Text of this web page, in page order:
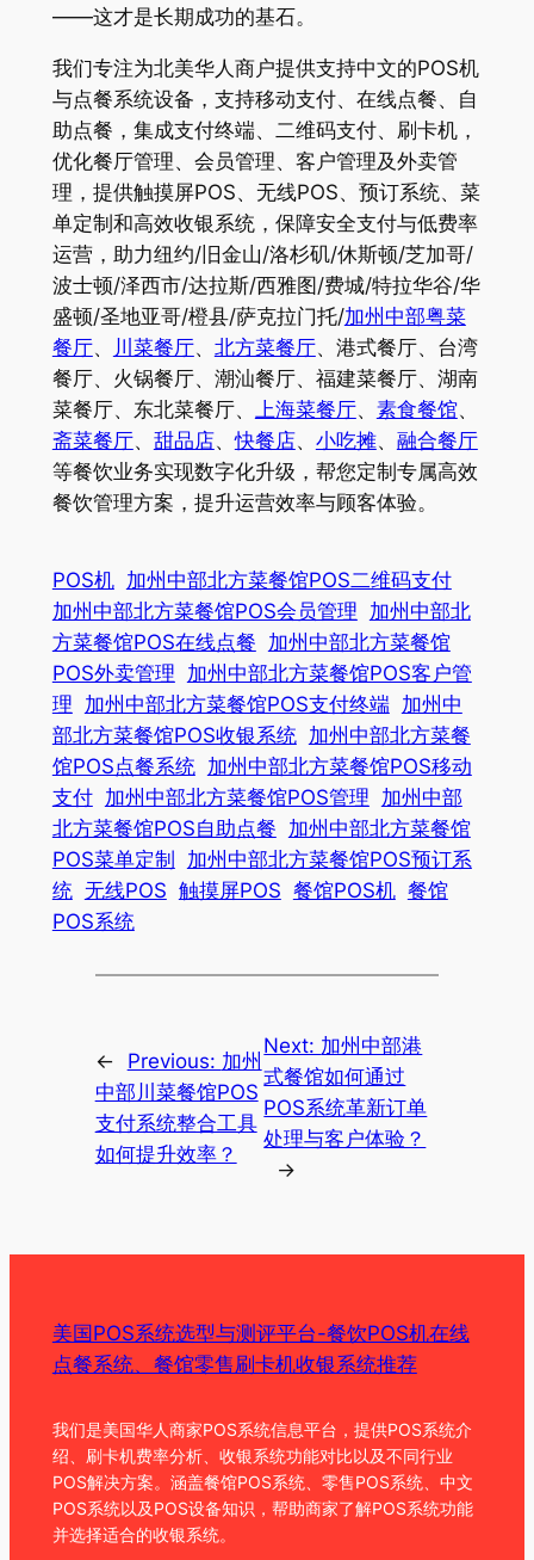
——这才是长期成功的基石。
我们专注为北美华人商户提供支持中文的POS机
与点餐系统设备，支持移动支付、在线点餐、自
助点餐，集成支付终端、二维码支付、刷卡机，
优化餐厅管理、会员管理、客户管理及外卖管
理，提供触摸屏POS、无线POS、预订系统、菜
单定制和高效收银系统，保障安全支付与低费率
运营，助力纽约/旧金山/洛杉矶/休斯顿/芝加哥/
波士顿/泽西市/达拉斯/西雅图/费城/特拉华谷/华
盛顿/圣地亚哥/橙县/萨克拉门托/加州中部粤菜
餐厅、 川菜餐厅、 北方菜餐厅、港式餐厅、台湾
餐厅、火锅餐厅、潮汕餐厅、福建菜餐厅、湖南
菜餐厅、东北菜餐厅、 上海菜餐厅、 素食餐馆、
斋菜餐厅、 甜品店、快餐店、 小吃摊、 融合餐厅
等餐饮业务实现数字化升级，帮您定制专属高效
餐饮管理方案，提升运营效率与顾客体验。
POS机 加州中部北方菜餐馆POS二维码支付
加州中部北方菜餐馆POS会员管理 加州中部北
方菜餐馆POS在线点餐 加州中部北方菜餐馆
POS外卖管理 加州中部北方菜餐馆POS客户管
理 加州中部北方菜餐馆POS支付终端 加州中
部北方菜餐馆POS收银系统 加州中部北方菜餐
馆POS点餐系统 加州中部北方菜餐馆POS移动
支付 加州中部北方菜餐馆POS管理 加州中部
北方菜餐馆POS自助点餐 加州中部北方菜餐馆
POS菜单定制
加州中部北方菜餐馆POS预订系
统 无线POS 触摸屏POS 餐馆POS机 餐馆
POS系统
← Previous: 加州
中部川菜餐馆POS
支付系统整合工具
如何提升效率？
Next: 加州中部港
式餐馆如何通过
POS系统革新订单
处理与客户体验？
→
美国POS系统选型与测评平台-餐饮POS机在线
点餐系统、餐馆零售刷卡机收银系统推荐
我们是美国华人商家POS系统信息平台，提供POS系统介
绍、刷卡机费率分析、收银系统功能对比以及不同行业
POS解决方案。涵盖餐馆POS系统、零售POS系统、中文
POS系统以及POS设备知识，帮助商家了解POS系统功能
并选择适合的收银系统。